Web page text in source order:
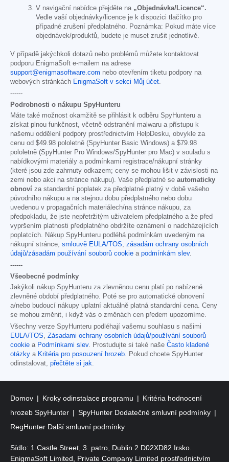
V navigační nabídce přejděte na „Objednávka/Licence“.
Vedle vaší objednávky/licence je k dispozici tlačítko pro
případné zrušení předplatného. Poznámka: Pokud máte více
objednávek/produktů, budete je muset zrušit jednotlivě.
V případě jakýchkoli dotazů nebo problémů můžete kontaktovat
podporu EnigmaSoft e-mailem na adrese
support@enigmasoftware.com nebo otevřením tiketu podpory na
webových stránkách EnigmaSoft v sekci Můj účet.
------
Podrobnosti o nákupu SpyHunteru
Máte také možnost okamžitě se přihlásit k odběru SpyHunteru a
získat plnou funkčnost, včetně odstranění malwaru a přístupu k
našemu oddělení podpory prostřednictvím HelpDesku, obvykle za
cenu od $49.98 pololetně (SpyHunter Basic Windows) a $79.98
pololetně (SpyHunter Pro Windows/SpyHunter pro Mac) v souladu s
nabídkovými materiály a podmínkami registrace/nákupní stránky
(které jsou zde zahrnuty odkazem; ceny se mohou lišit v závislosti na
zemi nebo akci na stránce nákupu). Vaše předplatné se automaticky
obnoví za standardní poplatek za předplatné platný v době vašeho
původního nákupu a na stejnou dobu předplatného nebo dobu
uvedenou v propagačních materiálech/na stránce nákupu, za
předpokladu, že jste nepřetržitým uživatelem předplatného a že před
vypršením platnosti předplatného obdržíte oznámení o nadcházejících
poplatcích. Nákup SpyHunteru podléhá podmínkám uvedeným na
nákupní stránce, smlouvě EULA/TOS, zásadám ochrany osobních
údajů/zásadám používání souborů cookie a podmínkám slev.
------
Všeobecné podmínky
Jakýkoli nákup SpyHunteru za zlevněnou cenu platí po nabízené
zlevněné období předplatného. Poté se pro automatické obnovení
a/nebo budoucí nákupy uplatní aktuálně platná standardní cena. Ceny
se mohou změnit, i když vás o změnách cen předem upozorníme.
Všechny verze SpyHunteru podléhají vašemu souhlasu s našimi
EULA/TOS, Zásadami ochrany osobních údajů/používání souborů
cookie a Podmínkami slev. Prostudujte si také naše Často kladené
otázky a Kritéria pro posouzení hrozeb. Pokud chcete SpyHunter
odinstalovat, přečtěte si jak.
Domov Kroky odinstalace programu
Kritéria hodnocení
hrozeb SpyHunter
SpyHunter Dodatečné smluvní podmínky
RegHunter Další smluvní podmínky
Sídlo: 1 Castle Street, 3. patro, Dublin 2 D02XD82 Irsko.
EnigmaSoft Limited, Private Company Limited prostřednictvím